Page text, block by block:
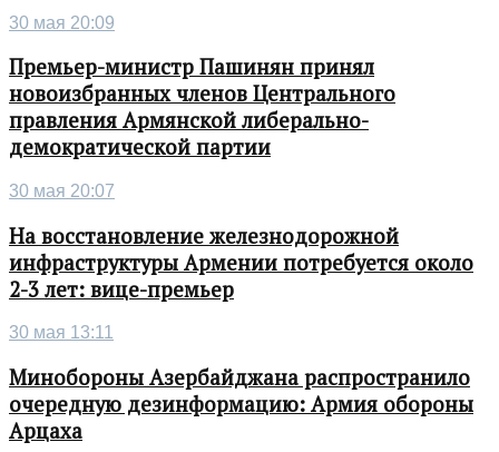
30 мая 20:09
Премьер-министр Пашинян принял
новоизбранных членов Центрального
правления Армянской либерально-
демократической партии
30 мая 20:07
На восстановление железнодорожной
инфраструктуры Армении потребуется около
2-3 лет: вице-премьер
30 мая 13:11
Минобороны Азербайджана распространило
очередную дезинформацию: Армия обороны
Арцаха